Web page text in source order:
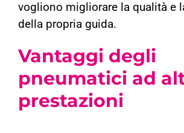
vogliono migliorare la qualità e
della propria guida.
Vantaggi degli
pneumatici ad
prestazioni